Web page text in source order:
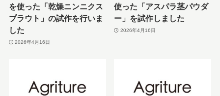
を使った「乾燥ニンニクス
プラウト」の試作を行いま
した
2026年4月16日
使った「アスパラ茎パウダ
ー」を試作しました
2026年4月16日